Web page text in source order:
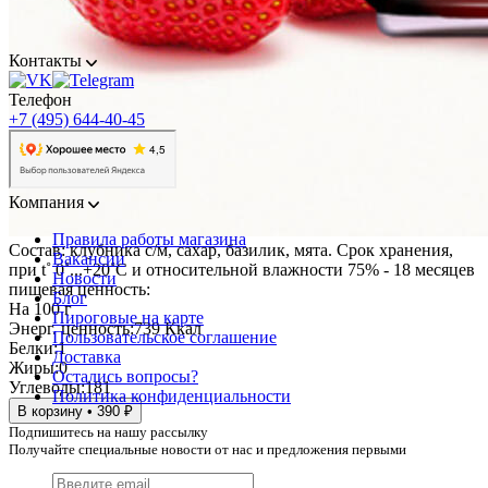
Состав: клубника с/м, сахар, базилик, мята. Срок хранения,
при t˚ 0˚...+20˚C и относительной влажности 75% - 18 месяцев
пищевая ценность:
На 100 г
Энерг. ценность:739 Ккал
Белки:1
Жиры:0
Углеводы:181
В корзину • 390 ₽
Контакты
Телефон
+7 (495) 644-40-45
Компания
Правила работы магазина
Вакансии
Новости
Блог
Пироговые на карте
Пользовательское соглашение
Доставка
Остались вопросы?
Политика конфиденциальности
Подпишитесь на нашу рассылку
Получайте специальные новости от нас и предложения первыми